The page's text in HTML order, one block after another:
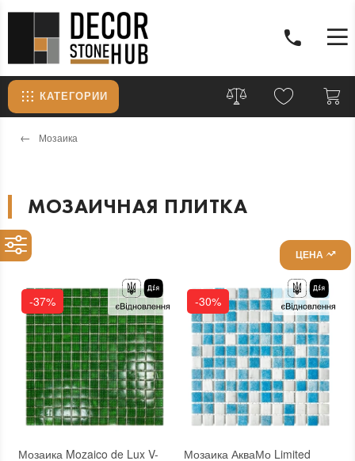
КАТЕГОРИИ
Мозаика
МОЗАИЧНАЯ ПЛИТКА
ЦЕНА
-37%
Мозаика Mozaico de Lux V-
-30%
Мозаика АкваМо Limited